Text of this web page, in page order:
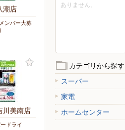
潮店
ンバー大募
川美南店
ドライ
ありません。
カテゴリから探す
スーパー
家電
ホームセンター